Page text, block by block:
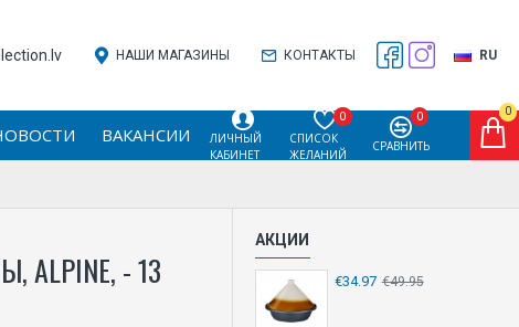
RU
НАШИ МАГАЗИНЫ КОНТАКТЫ
ВАКАНСИИ
ЛИЧНЫЙ
КАБИНЕТ
СПИСОК
ЖЕЛАНИЙ
0
СРАВНИТЬ
0 0
- 13
АКЦИИ
€34.97 €49.95